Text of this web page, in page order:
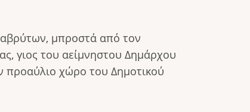
μπροστά από τον
γιος του αείμνηστου Δημάρχου
χώρο του Δημοτικού